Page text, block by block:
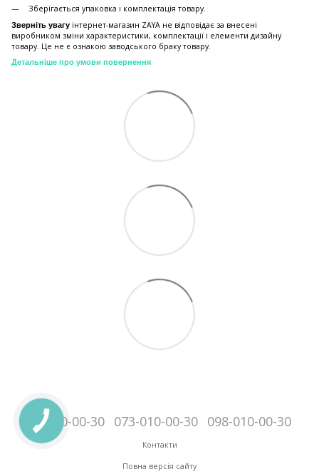
Зберiгається упаковка і комплектація товару.
Зверніть увагу інтернет-магазин ZAYA не відповідає за внесені
виробником зміни характеристики, комплектації і елементи дизайну
товару. Це не є ознакою заводського браку товару.
Детальніше про умови повернення
095-010-00-30 073-010-00-30 098-010-00-30
Контакти
Повна версія сайту